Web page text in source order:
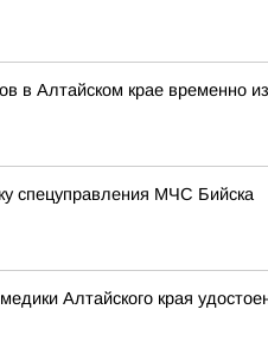
в Алтайском крае временно
спецуправления МЧС Бийска
Алтайского края